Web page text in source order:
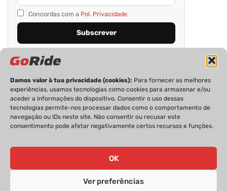
Damos valor à tua privacidade (cookies): Para fornecer as melhores
experiências, usamos tecnologias como cookies para armazenar e/ou
aceder a informações do dispositivo. Consentir o uso dessas
tecnologias permite-nos processar dados como o comportamento de
navegação ou IDs neste site. Não consentir ou recusar este
consentimento pode afetar negativamente certos recursos e funções.
OK
Ver preferências
Concordas com a Pol. Privacidade.
PRIVACIDADE FICHA TÉCNICA
ESTATUTO EDITORIAL